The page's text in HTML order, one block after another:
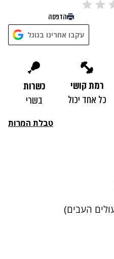
הדפסה
עקבו אחרינו בגוגל
רמת קושי
כל אחד יכול
כשרות
בשרי
טבלת המרות
העבים)